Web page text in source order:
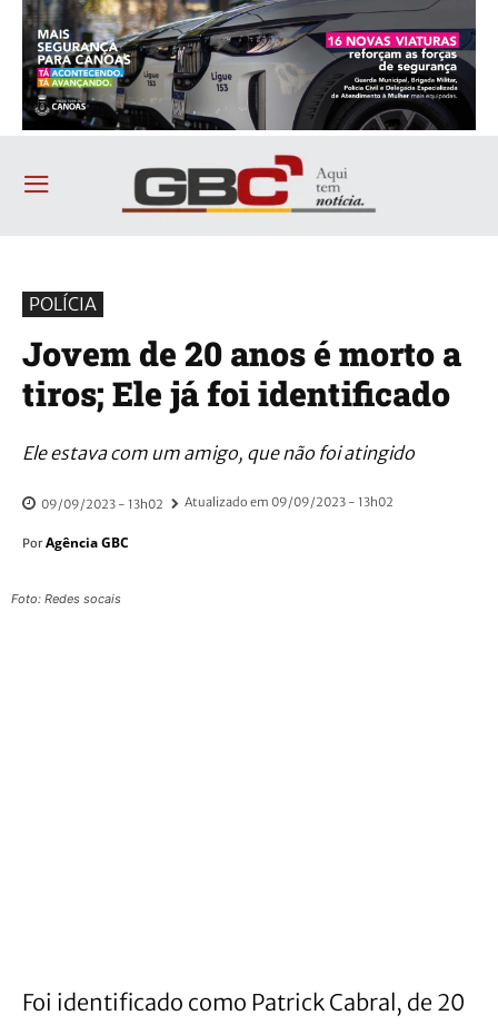
POLÍCIA
Jovem de 20 anos é morto a
tiros; Ele já foi identificado
Ele estava com um amigo, que não foi atingido
09/09/2023 - 13h02 Atualizado em 09/09/2023 - 13h02
Por Agência GBC
Foto: Redes socais
Foi identificado como Patrick Cabral, de 20